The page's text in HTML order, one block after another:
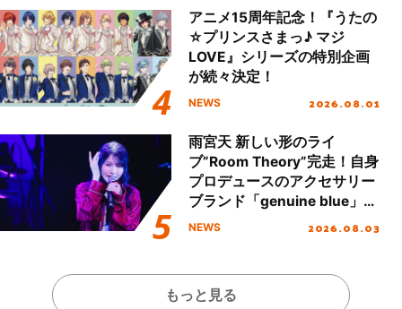
アニメ15周年記念！『うたの
☆プリンスさまっ♪ マジ
LOVE』シリーズの特別企画
が続々決定！
NEWS 2026.08.01
雨宮天 新しい形のライ
ブ”Room Theory”完走！自身
プロデュースのアクセサリー
ブランド「genuine blue」の
新作アクセサリー予約も開
NEWS 2026.08.03
もっと見る